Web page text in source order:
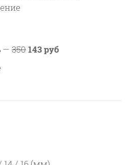
— 350143 руб